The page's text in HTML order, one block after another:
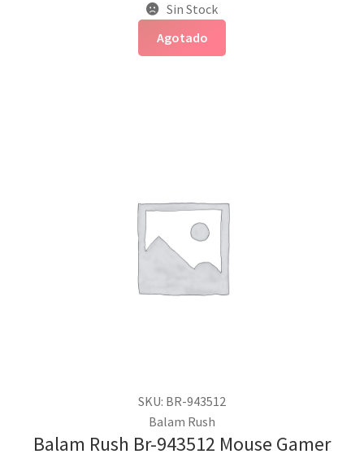
Sin Stock
Agotado
SKU: BR-943512
Balam Rush
Balam Rush Br-943512 Mouse Gamer